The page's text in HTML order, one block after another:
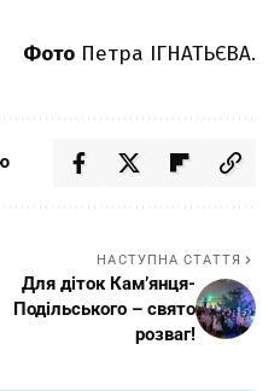
Фото Петра ІГНАТЬЄВА.
НАСТУПНА СТАТТЯ
Для діток Кам’янця-
Подільського – свято
розваг!